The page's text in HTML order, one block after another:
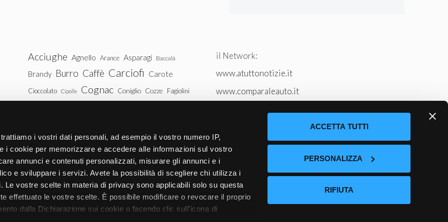
trattiamo i vostri dati personali, ad esempio il vostro numero IP,
i cookie per memorizzare e accedere alle informazioni sul vostro
annunci e contenuti personalizzati, misurare gli annunci e i
e sviluppare i servizi. Avete la possibilità di scegliere chi utilizza i
Le vostre scelte in materia di privacy sono applicabili solo su questa
effettuato le vostre scelte. È possibile modificare o revocare il proprio
dalla Dichiarazione sui cookie o facendo clic sull'icona di
ACCETTA TUTTI
PERSONALIZZA
RIFIUTA
Acciughe Agnello Arance Asparagi Baccalà
Brandy Burro Caffè Carciofi Carote
Cioccolato Cipolle Cognac Coniglio Cozze Fagiolini
Patate Peperoni Piselli Pollo
Pomodori Ricotta Rum
Spinaci Tacchino Tonno Uova Vitello
Vodka Whisky Zucca Zucchine
il Network:
www.atuttonotizie.it
www.comparaleauto.it